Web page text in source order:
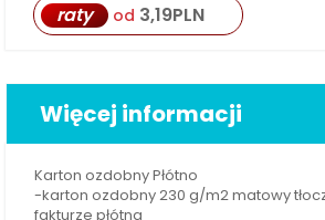
raty od 3,19PLN
Więcej informacji
Karton ozdobny Płótno
-karton ozdobny 230 g/m2 matowy
fakturze płótna